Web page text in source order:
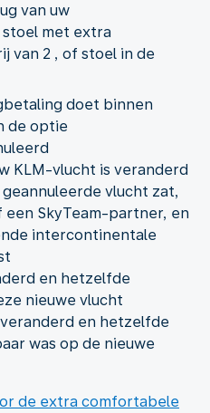
van uw
met extra
van 2 , of stoel in de
doet binnen
de optie
KLM-vlucht is veranderd
vlucht zat,
SkyTeam-partner, en
intercontinentale
en hetzelfde
nieuwe vlucht
en hetzelfde
was op de nieuwe
de extra comfortabele